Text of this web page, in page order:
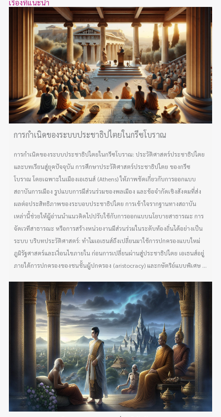
เรื่องที่แนะนำ
การกำเนิดของระบบประชาธิปไตยในกรีซโบราณ
การกำเนิดของระบบประชาธิปไตยในกรีซโบราณ: ประวัติศาสตร์ประชาธิปไตย
และบทเรียนสู่ยุคปัจจุบัน การศึกษาประวัติศาสตร์ประชาธิปไตย ของกรีซ
โบราณ โดยเฉพาะในเมืองเอเธนส์ (Athens) ให้ภาพชัดเกี่ยวกับการออกแบบ
สถาบันการเมือง รูปแบบการมีส่วนร่วมของพลเมือง และข้อจำกัดเชิงสังคมที่ส่ง
ผลต่อประสิทธิภาพของระบอบประชาธิปไตย การเข้าใจรากฐานทางสถาบัน
เหล่านี้ช่วยให้ผู้อ่านนำแนวคิดไปปรับใช้กับการออกแบบนโยบายสาธารณะ การ
จัดเวทีสาธารณะ หรือการสร้างหน่วยงานมีส่วนร่วมในระดับท้องถิ่นได้อย่างเป็น
ระบบ บริบทประวัติศาสตร์: ทำไมเอเธนส์ถึงเปลี่ยนมาใช้การปกครองแบบใหม่
ภูมิรัฐศาสตร์และเงื่อนไขภายใน ก่อนการเปลี่ยนผ่านสู่ประชาธิปไตย เอเธนส์อยู่
ภายใต้การปกครองของชนชั้นผู้ปกครอง (aristocracy) และกษัตริย์แบบพิเศษ ...